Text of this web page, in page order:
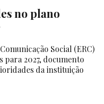
no plano
Social (ERC)
para 2027, documento
da instituição